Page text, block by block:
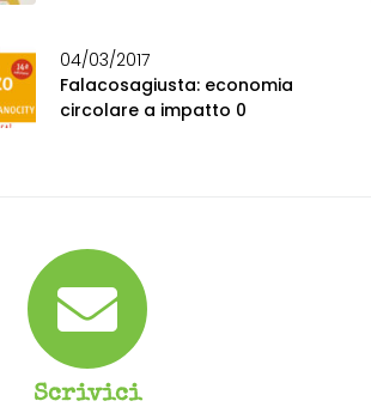
04/03/2017
Falacosagiusta: economia
circolare a impatto 0
Scrivici